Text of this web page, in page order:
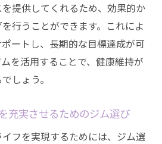
提供してくれるため、効果的か
行うことができます。これによ
ートし、長期的な目標達成が可
を活用することで、健康維持が
しょう。
充実させるためのジム選び
フを実現するためには、ジム選